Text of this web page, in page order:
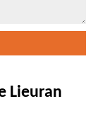
Lieuran